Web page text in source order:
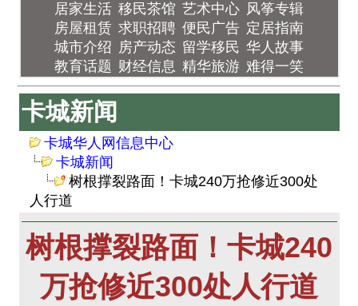
居家生活 移民茶馆 艺术中心 风筝专辑
房屋租赁 求职招聘 便民广告 定居指南
城市介绍 房产动态 留学移民 华人故事
教育话题 财经信息 精华旅游 难得一笑
卡城新闻
卡城华人网信息中心
卡城新闻
树根撑裂路面！卡城240万抢修近300处
人行道
树根撑裂路面！卡城240
万抢修近300处人行道